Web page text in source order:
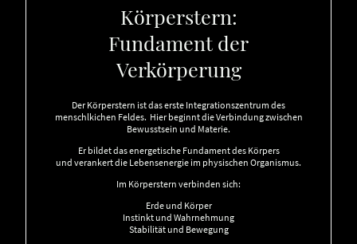
Körperstern:
Fundament der
Verkörperung
Der Körperstern ist das erste Integrationszentrum des
menschlkichen Feldes. Hier beginnt die Verbindung zwischen
Bewusstsein und Materie.
Er bildet das energetische Fundament des Körpers
und verankert die Lebensenergie im physischen Organismus.
Im Körperstern verbinden sich:
Erde und Körper
Instinkt und Wahrnehmung
Stabilität und Bewegung